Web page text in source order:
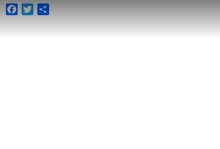
Facebook
Twitter